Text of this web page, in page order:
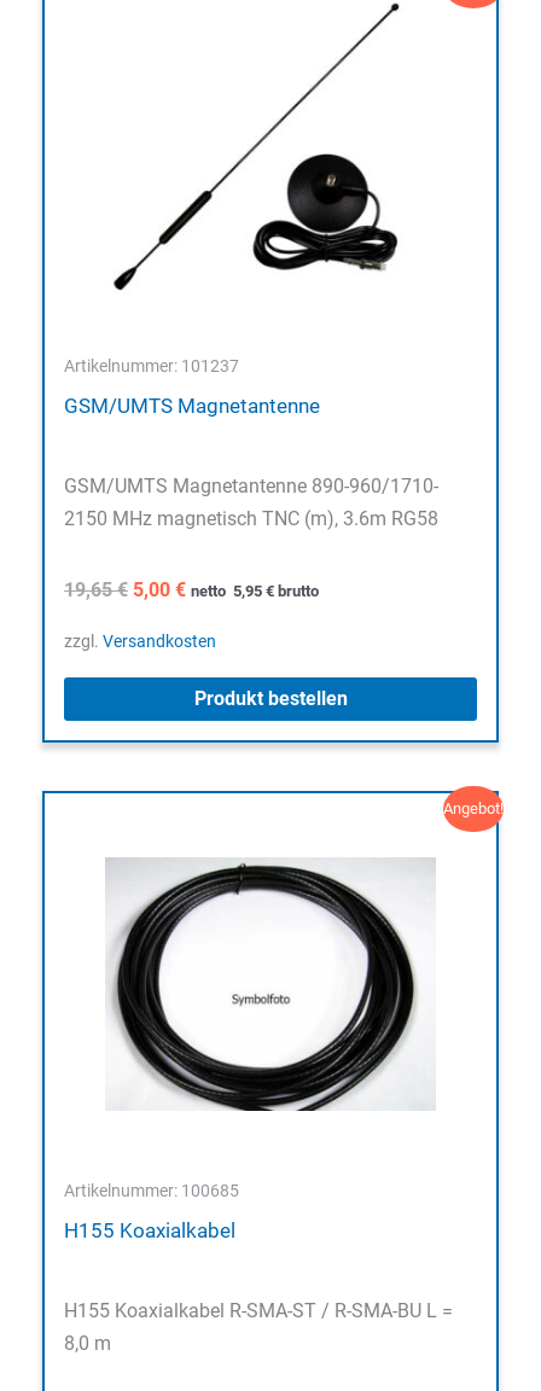
Artikelnummer: 101237
GSM/UMTS Magnetantenne
GSM/UMTS Magnetantenne 890-960/1710-
2150 MHz magnetisch TNC (m), 3.6m RG58
19,65€ Ursprünglicher
war:
5,00 €Aktueller
ist:
netto 5,95 € brutto
zzgl. Versandkosten
Produkt bestellen
Angebot!
Artikelnummer: 100685
H155 Koaxialkabel
H155 Koaxialkabel R-SMA-ST / R-SMA-BU L =
8,0 m